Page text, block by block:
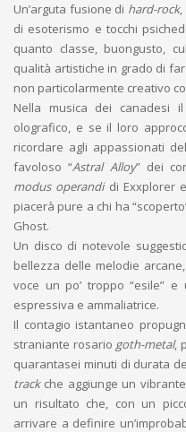
Un’arguta fusione di hard-rock,
di esoterismo e tocchi
quanto classe, buongusto,
qualità artistiche in grado di
non particolarmente creativo
Nella musica dei canadesi
olografico, e se il loro
ricordare agli appassionati
favoloso “Astral Alloy” dei
modus operandidi Exxplorer
piacerà pure a chi ha
Ghost.
Un disco di notevole
bellezza delle melodie
voce un po’ troppo “esile”
espressiva e ammaliatrice.
Il contagio istantaneo
straniante rosario goth-metal,
quarantasei minuti di durata
trackche aggiunge un
un risultato che, con un
arrivare a definire